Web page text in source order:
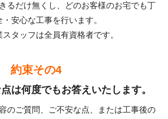
るだけ無くし、どのお客様のお宅でも丁
安心な工事を行います。
タッフは全員有資格者です。
約束その4
は何度でもお答えいたします。
のご質問、ご不安な点、または工事後の